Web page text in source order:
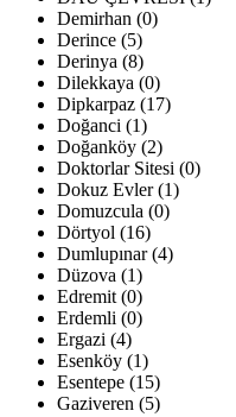
Demirhan (0)
Derince (5)
Derinya (8)
Dilekkaya (0)
Dipkarpaz (17)
Doğanci (1)
Doğanköy (2)
Doktorlar Sitesi (0)
Dokuz Evler (1)
Domuzcula (0)
Dörtyol (16)
Dumlupınar (4)
Düzova (1)
Edremit (0)
Erdemli (0)
Ergazi (4)
Esenköy (1)
Esentepe (15)
Gaziveren (5)